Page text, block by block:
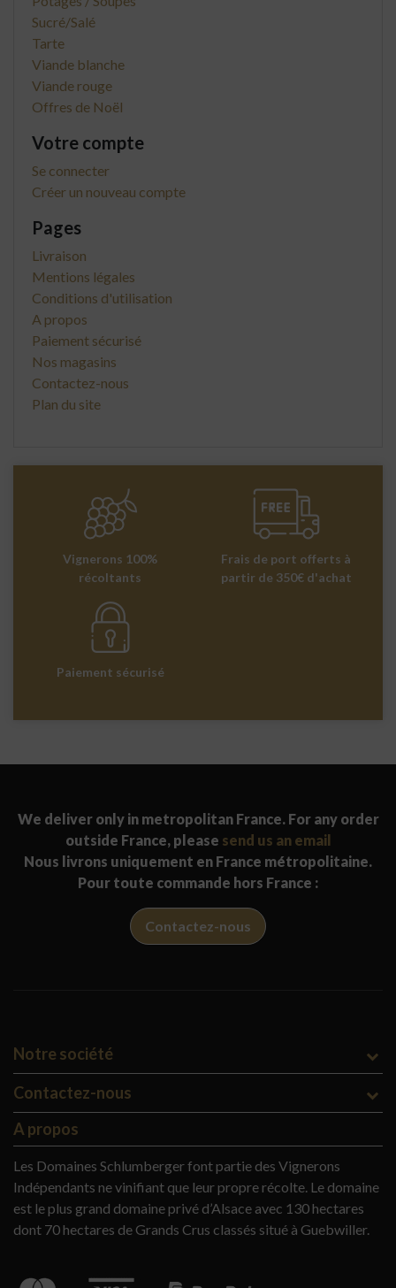
Sucré/Salé
Tarte
Viande blanche
Viande rouge
Offres de Noël
Votre compte
Se connecter
Créer un nouveau compte
Pages
Livraison
Mentions légales
Conditions d'utilisation
A propos
Paiement sécurisé
Nos magasins
Contactez-nous
Plan du site
Vignerons 100%
récoltants
Frais de port offerts à
partir de 350€ d'achat
Paiement sécurisé
We deliver only in metropolitan France. For any order
outside France, please send us an email
Nous livrons uniquement en France métropolitaine.
Pour toute commande hors France :
Contactez-nous
Notre société
Contactez-nous
A propos
Les Domaines Schlumberger font partie des Vignerons
Indépendants ne vinifiant que leur propre récolte. Le domaine
est le plus grand domaine privé d’Alsace avec 130 hectares
dont 70 hectares de Grands Crus classés situé à Guebwiller.